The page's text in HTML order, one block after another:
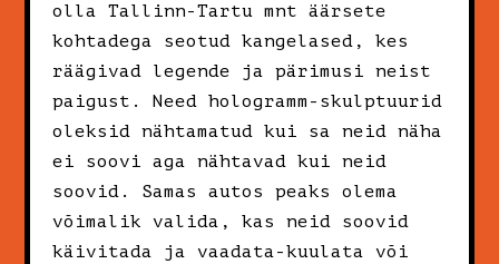
olla Tallinn-Tartu mnt äärsete
kohtadega seotud kangelased, kes
räägivad legende ja pärimusi neist
paigust. Need hologramm-skulptuurid
oleksid nähtamatud kui sa neid näha
ei soovi aga nähtavad kui neid
soovid. Samas autos peaks olema
võimalik valida, kas neid soovid
käivitada ja vaadata-kuulata või